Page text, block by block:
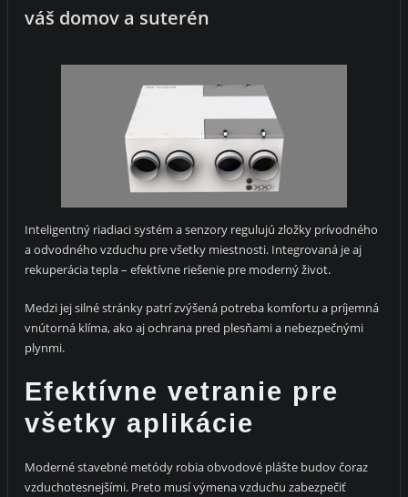
váš domov a suterén
Inteligentný riadiaci systém a senzory regulujú zložky prívodného
a odvodného vzduchu pre všetky miestnosti. Integrovaná je aj
rekuperácia tepla – efektívne riešenie pre moderný život.
Medzi jej silné stránky patrí zvýšená potreba komfortu a príjemná
vnútorná klíma, ako aj ochrana pred plesňami a nebezpečnými
plynmi.
Efektívne vetranie pre
všetky aplikácie
Moderné stavebné metódy robia obvodové plášte budov čoraz
vzduchotesnejšími. Preto musí výmena vzduchu zabezpečiť